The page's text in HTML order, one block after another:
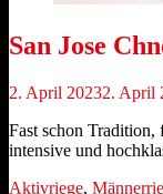
San Jose
Veröffentlicht
2. April 20232. April
Fast schon Tradition,
intensive und
Kategorien
Aktivriege,